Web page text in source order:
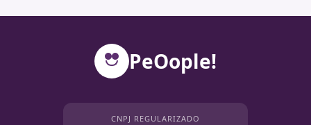
PeOople!
CNPJ REGULARIZADO